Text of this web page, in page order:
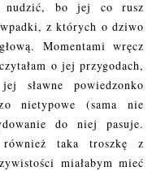
nudzić, bo jej co rusz
z których o dziwo
Momentami wręcz
o jej przygodach,
sławne powiedzonko
nietypowe (sama nie
do niej pasuje.
taka troszkę z
miałabym mieć